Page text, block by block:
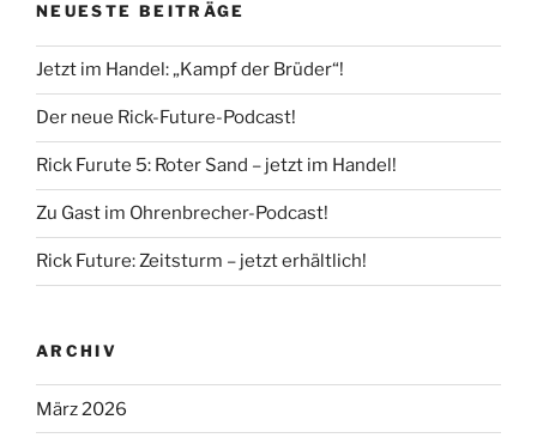
NEUESTE BEITRÄGE
Jetzt im Handel: „Kampf der Brüder“!
Der neue Rick-Future-Podcast!
Rick Furute 5: Roter Sand – jetzt im Handel!
Zu Gast im Ohrenbrecher-Podcast!
Rick Future: Zeitsturm – jetzt erhältlich!
ARCHIV
März 2026